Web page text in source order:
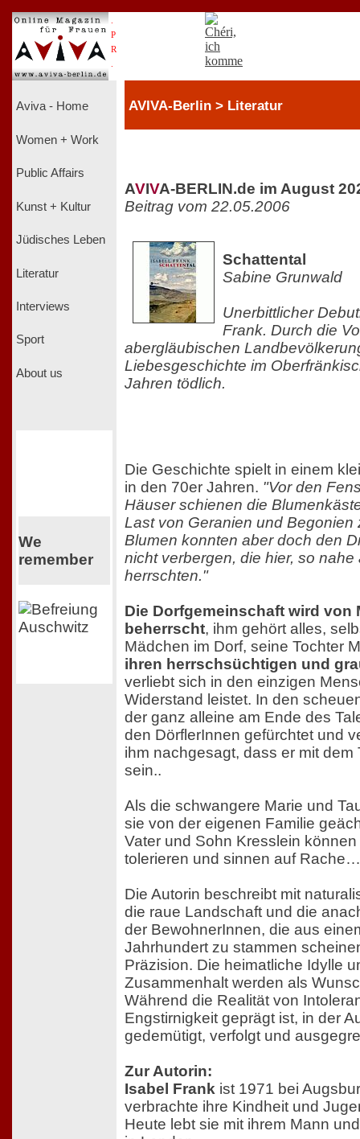
P
R
Aviva - Home
Women + Work
Public Affairs
Kunst + Kultur
Jüdisches Leben
Literatur
Interviews
Sport
About us
We
remember
AVIVA-Berlin > Literatur
AVIVA-BERLIN.de im August
Beitrag vom 22.05.2006
Schattental
Sabine Grunwald
Unerbittlicher
Frank. Durch die
abergläubischen
Liebesgeschichte im
Jahren tödlich.
Die Geschichte spielt in einem
in den 70er Jahren. "Vor den
Häuser schienen die
Last von Geranien und
Blumen konnten aber doch den
nicht verbergen, die hier, so nahe
herrschten."
Die Dorfgemeinschaft wird von
beherrscht, ihm gehört alles,
Mädchen im Dorf, seine Tochter
ihren herrschsüchtigen und
verliebt sich in den einzigen
Widerstand leistet. In den
der ganz alleine am Ende des
den DörflerInnen gefürchtet und
ihm nachgesagt, dass er mit dem
sein..
Als die schwangere Marie und
sie von der eigenen Familie
Vater und Sohn Kresslein
tolerieren und sinnen auf
Die Autorin beschreibt mit
die raue Landschaft und die
der BewohnerInnen, die aus
Jahrhundert zu stammen
Präzision. Die heimatliche Idylle
Zusammenhalt werden als
Während die Realität von
Engstirnigkeit geprägt ist, in der
gedemütigt, verfolgt und
Zur Autorin:
Isabel Frank ist 1971 bei
verbrachte ihre Kindheit und
Heute lebt sie mit ihrem Mann